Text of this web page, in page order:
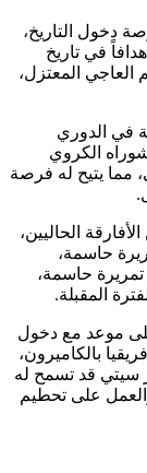
دخول التاريخ،
في تاريخ
العاجي المعتزل،
تمريرة حاسمة في الدوري
الكروي
سيتي، مما يتيح له فرصة
الحاليين،
صلاح نجم ليفربول صاحب 43 تمريرة حاسمة،
والسنغالي ساديو ماني الذي يملك في رصيده 37 تمريرة حاسمة،
المقبلة.
موعد مع دخول
بالكاميرون،
سيتي قد تسمح له
على تحطيم